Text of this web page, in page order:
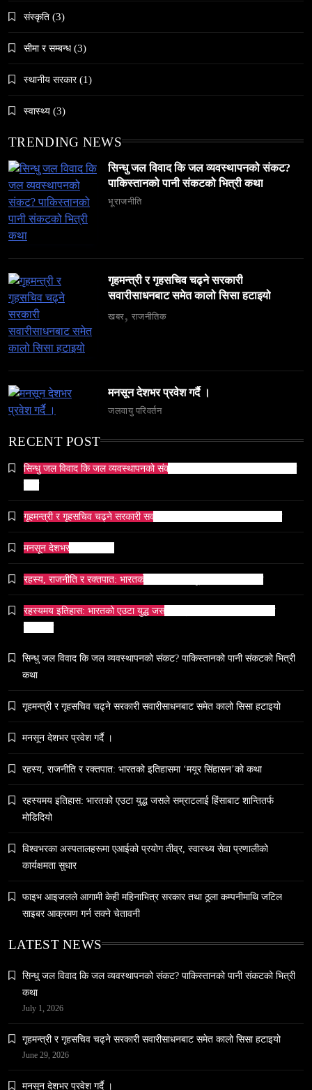
अलउला: साउदी अरबको रेगिस्तानी मोती र सांस्कृतिक
६ महिनामा ३३३ विदेशी नागरिक निष्कासित — ओभरस्टे,
February 12, 2026
February 12, 2026
समाज
भारतको सांस्कृतिक सम्पत्ति पुनर्स्थापना कूटनीति: एक नयाँ
समाज
५० लाख’ शुल्कको वास्तविकता: अल्टर्नेटिभ B-स्कूलहरूले
नदेखाउने कठोर सत्य
February 12, 2026
नेपालमा युनिफिकेशन चर्चको सम्बन्ध उजागर
February 12, 2026
नेपालको वन्यजन्तु पर्यटन प्रवर्द्धनमा महत्वपूर्ण योगदान
संस्कृति (3)
सीमा र सम्बन्ध (3)
स्थानीय सरकार (1)
स्वास्थ्य (3)
TRENDING NEWS
सिन्धु जल विवाद कि जल व्यवस्थापनको संकट?
पाकिस्तानको पानी संकटको भित्री कथा
भूराजनीति
गृहमन्त्री र गृहसचिव चढ्ने सरकारी
सवारीसाधनबाट समेत कालो सिसा हटाइयो
खबर राजनीतिक
मनसून देशभर प्रवेश गर्दै ।
जलवायु परिवर्तन
RECENT POST
सिन्धु जल विवाद कि जल व्यवस्थापनको संकट? पाकिस्तानको पानी संकटको भित्री
गृहमन्त्री र गृहसचिव चढ्ने सरकारी सवारीसाधनबाट समेत कालो सिसा हटाइयो
मनसून देशभर प्रवेश गर्दै ।
रहस्य, राजनीति र रक्तपात: भारतको इतिहासमा ‘मयूर सिंहासन’को कथा
रहस्यमय इतिहास: भारतको एउटा युद्ध जसले सम्राटलाई हिंसाबाट शान्तितर्फ
सिन्धु जल विवाद कि जल व्यवस्थापनको संकट? पाकिस्तानको पानी संकटको भित्री
कथा
गृहमन्त्री र गृहसचिव चढ्ने सरकारी सवारीसाधनबाट समेत कालो सिसा हटाइयो
मनसून देशभर प्रवेश गर्दै ।
रहस्य, राजनीति र रक्तपात: भारतको इतिहासमा ‘मयूर सिंहासन’को कथा
रहस्यमय इतिहास: भारतको एउटा युद्ध जसले सम्राटलाई हिंसाबाट शान्तितर्फ
मोडिदियो
विश्वभरका अस्पतालहरूमा एआईको प्रयोग तीव्र, स्वास्थ्य सेवा प्रणालीको
कार्यक्षमता सुधार
फाइभ आइजलले आगामी केही महिनाभित्र सरकार तथा ठूला कम्पनीमाथि जटिल
साइबर आक्रमण गर्न सक्ने चेतावनी
LATEST NEWS
सिन्धु जल विवाद कि जल व्यवस्थापनको संकट? पाकिस्तानको पानी संकटको भित्री
कथा
July 1, 2026
गृहमन्त्री र गृहसचिव चढ्ने सरकारी सवारीसाधनबाट समेत कालो सिसा हटाइयो
June 29, 2026
मनसून देशभर प्रवेश गर्दै ।